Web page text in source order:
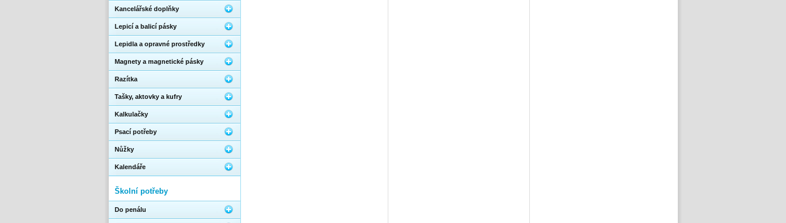
Kancelářské doplňky
Lepicí a balicí pásky
Lepidla a opravné prostředky
Magnety a magnetické pásky
Razítka
Tašky, aktovky a kufry
Kalkulačky
Psací potřeby
Nůžky
Kalendáře
Školní potřeby
Do penálu